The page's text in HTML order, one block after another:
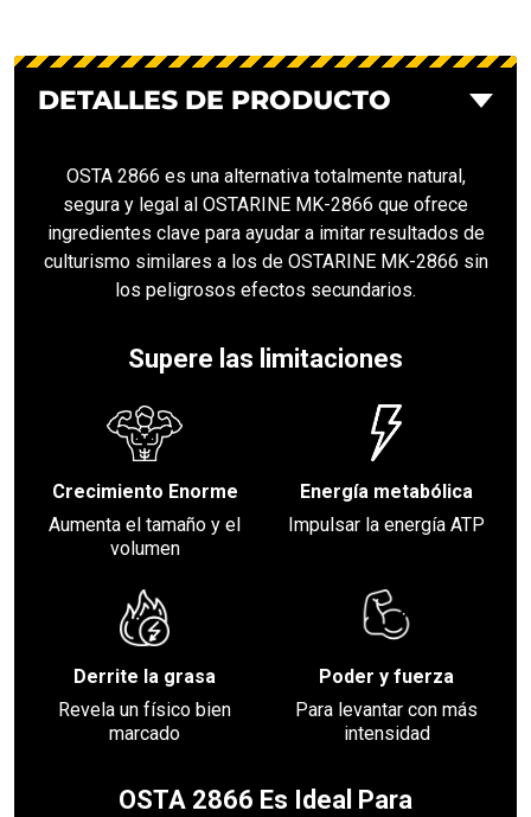
DETALLES DE PRODUCTO
OSTA 2866 es una alternativa totalmente natural,
segura y legal al OSTARINE MK-2866 que ofrece
ingredientes clave para ayudar a imitar resultados de
culturismo similares a los de OSTARINE MK-2866 sin
los peligrosos efectos secundarios.
Supere las limitaciones
Crecimiento Enorme
Aumenta el tamaño y el
volumen
Energía metabólica
Impulsar la energía ATP
Derrite la grasa
Revela un físico bien
marcado
Poder y fuerza
Para levantar con más
intensidad
OSTA 2866 Es Ideal Para